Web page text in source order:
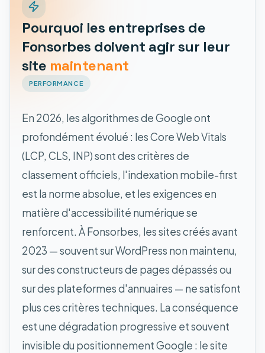
Pourquoi les entreprises de
Fonsorbes doivent agir sur leur
site maintenant
PERFORMANCE
En 2026, les algorithmes de Google ont
profondément évolué : les Core Web Vitals
(LCP, CLS, INP) sont des critères de
classement officiels, l'indexation mobile-first
est la norme absolue, et les exigences en
matière d'accessibilité numérique se
renforcent. À Fonsorbes, les sites créés avant
2023 — souvent sur WordPress non maintenu,
sur des constructeurs de pages dépassés ou
sur des plateformes d'annuaires — ne satisfont
plus ces critères techniques. La conséquence
est une dégradation progressive et souvent
invisible du positionnement Google : le site